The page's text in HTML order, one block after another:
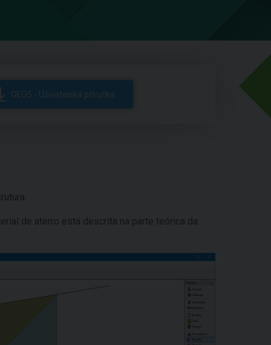
GEO5 - Uživatelská příručka
de aterro está descrita na parte teórica da